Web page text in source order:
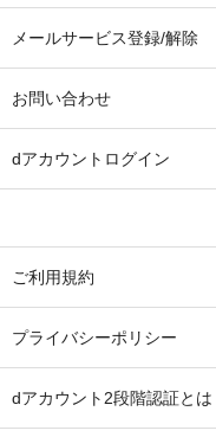
メールサービス登録/解除
お問い合わせ
dアカウントログイン
ご利用規約
プライバシーポリシー
dアカウント2段階認証とは